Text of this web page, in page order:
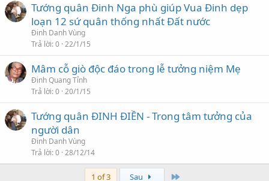
Tướng quân Đinh Nga phù giúp Vua Đinh dẹp
loạn 12 sứ quân thống nhất Đất nước
Đinh Danh Vùng
Trả lời 0 22/1/15
Mâm cỗ giò độc đáo trong lễ tưởng niệm Mẹ
Đinh Quang Tỉnh
Trả lời 0 20/1/15
Tướng quân ĐINH ĐIỀN - Trong tâm tưởng của
người dân
Đinh Danh Vùng
Trả lời 0 28/12/14
1 of 3 Sau